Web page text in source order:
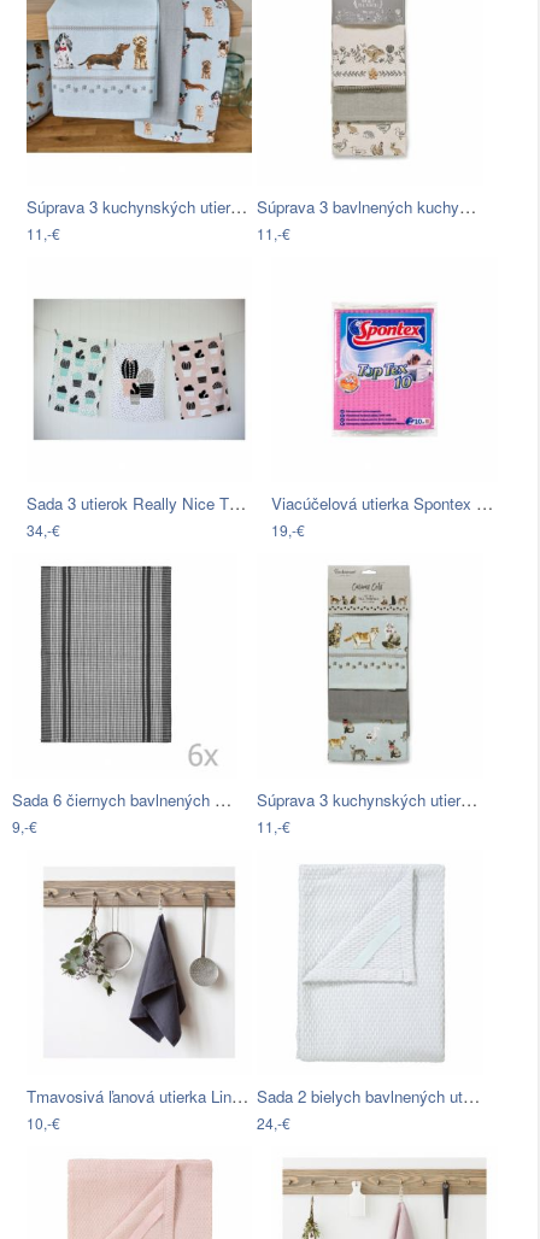
Súprava 3 kuchynských utierok Cooksmart…
11,-€
Súprava 3 bavlnených kuchynských…
11,-€
Sada 3 utierok Really Nice Things Cactus
34,-€
Viacúčelová utierka Spontex Top Tex, 10…
19,-€
Sada 6 čiernych bavlnených utierok…
9,-€
Súprava 3 kuchynských utierok Cooksmart…
11,-€
Tmavosivá ľanová utierka Linen Tales,…
10,-€
Sada 2 bielych bavlnených utierok na…
24,-€